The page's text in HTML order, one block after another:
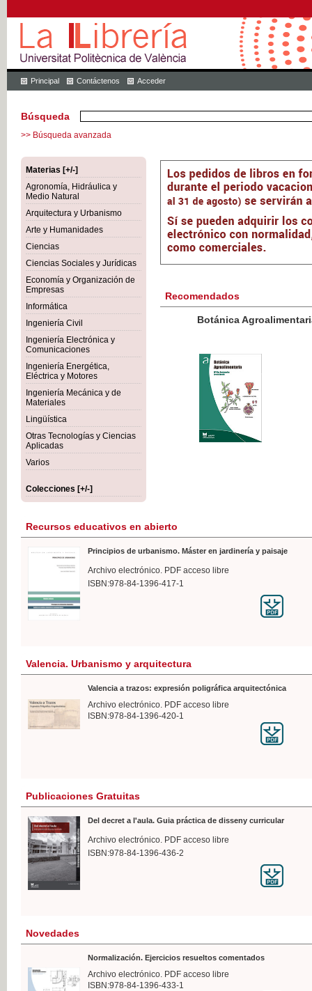
Principal Contáctenos Acceder
Búsqueda
>> Búsqueda avanzada
Materias [+/-]
Agronomía, Hidráulica y
Medio Natural
Arquitectura y Urbanismo
Arte y Humanidades
Ciencias
Ciencias Sociales y Jurídicas
Economía y Organización de
Empresas
Informática
Ingeniería Civil
Ingeniería Electrónica y
Comunicaciones
Ingeniería Energética,
Eléctrica y Motores
Ingeniería Mecánica y de
Materiales
Lingüística
Otras Tecnologías y Ciencias
Aplicadas
Varios
Colecciones [+/-]
Recomendados
Botánica Agroalimentaria
Recursos educativos en abierto
Principios de urbanismo. Máster en jardinería y paisaje
Archivo electrónico. PDF acceso libre
ISBN:978-84-1396-417-1
Valencia. Urbanismo y arquitectura
Valencia a trazos: expresión poligráfica arquitectónica
Archivo electrónico. PDF acceso libre
ISBN:978-84-1396-420-1
Publicaciones Gratuitas
Del decret a l'aula. Guia práctica de disseny curricular
Archivo electrónico. PDF acceso libre
ISBN:978-84-1396-436-2
Novedades
Normalización. Ejercicios resueltos comentados
Archivo electrónico. PDF acceso libre
ISBN:978-84-1396-433-1